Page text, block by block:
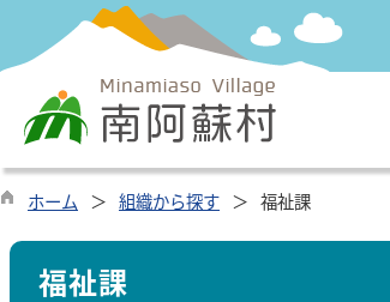
ホーム 組織から探す 福祉課
福祉課